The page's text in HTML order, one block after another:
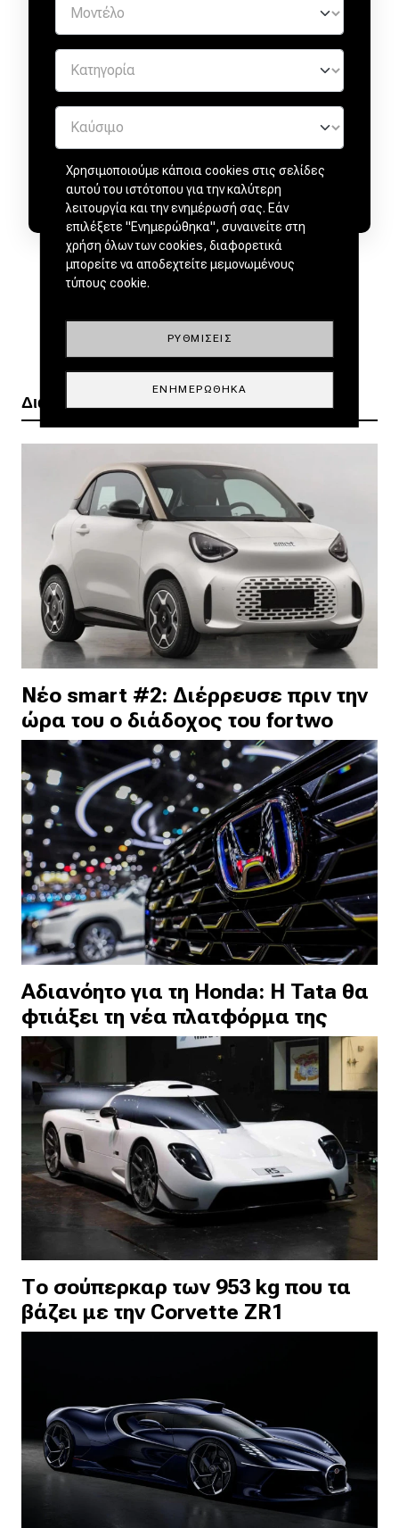
Διαβάστε ακόμα
Νέο smart #2: Διέρρευσε πριν την
ώρα του ο διάδοχος του fortwo
Αδιανόητο για τη Honda: Η Tata θα
φτιάξει τη νέα πλατφόρμα της
Το σούπερκαρ των 953 kg που τα
βάζει με την Corvette ZR1
Χρησιμοποιούμε κάποια cookies στις σελίδες
αυτού του ιστότοπου για την καλύτερη
λειτουργία και την ενημέρωσή σας. Εάν
επιλέξετε "Ενημερώθηκα", συναινείτε στη
χρήση όλων των cookies, διαφορετικά
μπορείτε να αποδεχτείτε μεμονωμένους
τύπους cookie.
ΡΥΘΜΊΣΕΙΣ
ΕΝΗΜΕΡΏΘΗΚΑ